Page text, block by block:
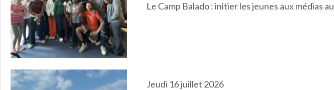
Le Camp Balado : initier les jeunes aux
jeudi 16 juillet 2026